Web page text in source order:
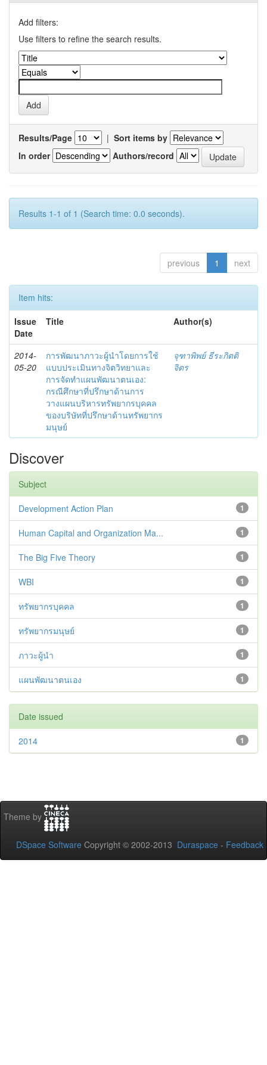
Add filters:
Use filters to refine the search results.
Results/Page | Sort items by
In order
Authors/record
Results 1-1 of 1 (Search time: 0.0 seconds).
previous 1 next
Item hits:
Issue
Date
Title Author(s)
2014-
05-20
การพัฒนาภาวะผู้นำโดยการใช้
แบบประเมินทางจิตวิทยาและ
การจัดทำแผนพัฒนาตนเอง:
กรณีศึกษาที่ปรึกษาด้านการ
วางแผนบริหารทรัพยากรบุคคล
ของบริษัทที่ปรึกษาด้านทรัพยากร
มนุษย์
จุฑาพิพย์ ธีระกิตติ
จิตร
Discover
Subject
1
Development Action Plan
1
Human Capital and Organization Ma...
1
The Big Five Theory
1
WBI
1
ทรัพยากรบุคคล
1
ทรัพยากรมนุษย์
1
ภาวะผู้นำ
1
แผนพัฒนาตนเอง
Date issued
1
2014
Theme by
DSpace Software Copyright © 2002-2013 Duraspace - Feedback